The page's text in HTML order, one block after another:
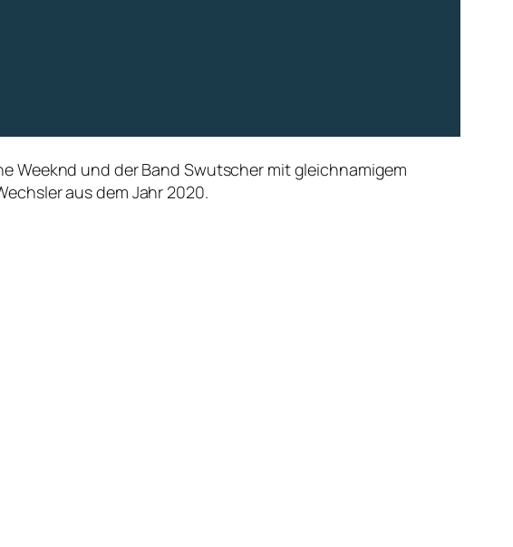
Weeknd und der Band Swutscher mit gleichnamigem
aus dem Jahr 2020.